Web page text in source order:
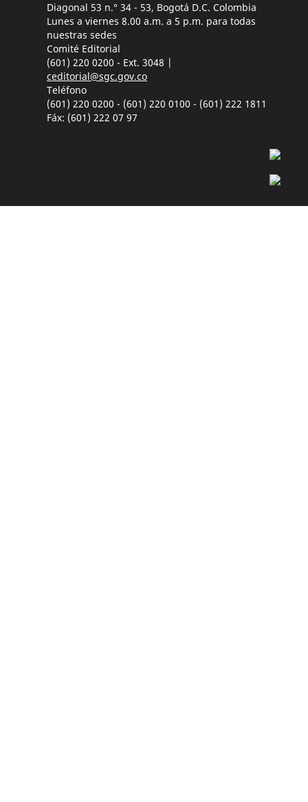
Diagonal 53 n.° 34 - 53, Bogotá D.C. Colombia
Lunes a viernes 8.00 a.m. a 5 p.m. para todas
nuestras sedes
Comité Editorial
(601) 220 0200 - Ext. 3048 |
ceditorial@sgc.gov.co
Teléfono
(601) 220 0200 - (601) 220 0100 - (601) 222 1811
Fáx: (601) 222 07 97